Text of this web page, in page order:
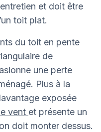
et doit être
toit plat.
du toit en pente
de
une perte
Plus à la
exposée
vent et présente un
doit monter dessus.